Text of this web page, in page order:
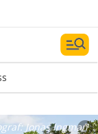
Jonas Ingman